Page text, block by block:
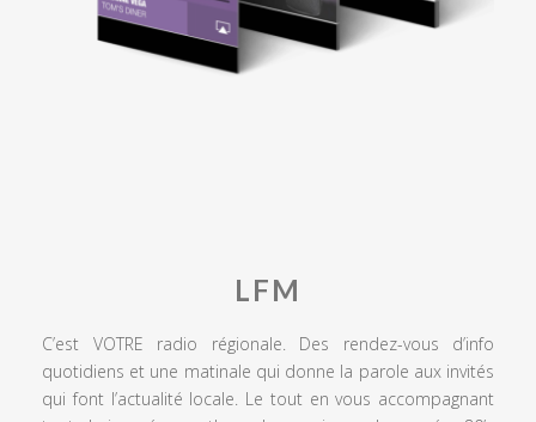
LFM
C’est VOTRE radio régionale. Des rendez-vous d’info
quotidiens et une matinale qui donne la parole aux invités
qui font l’actualité locale. Le tout en vous accompagnant